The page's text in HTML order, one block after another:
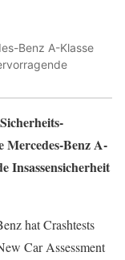
Benz A-Klasse
Benz A-
Insassensicherheit
hat Crashtests
Car Assessment